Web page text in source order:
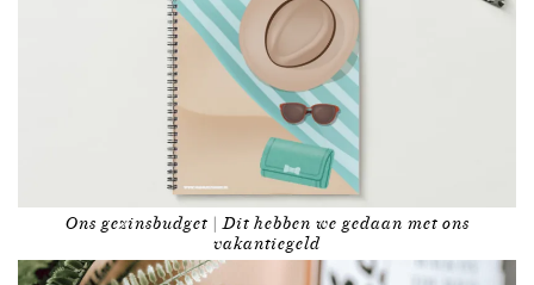
Ons gezinsbudget | Dit hebben we gedaan met ons
vakantiegeld